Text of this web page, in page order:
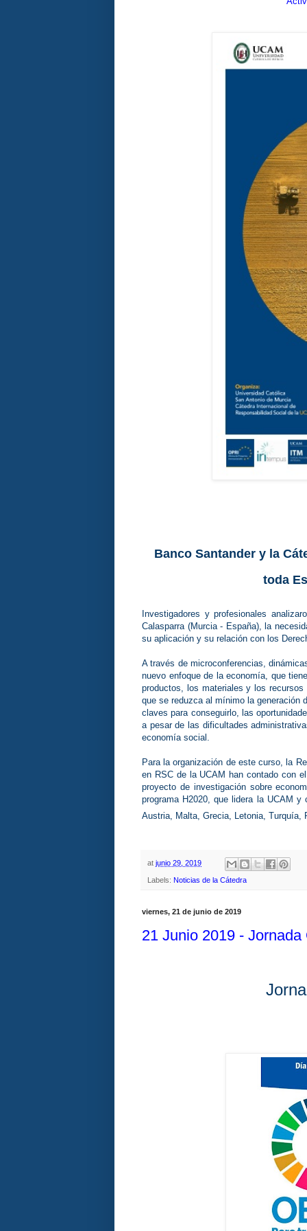
Banco Santander y la
toda
Investigadores y profesionales
Calasparra (Murcia - España), la
su aplicación y su relación con los
A través de microconferencias,
nuevo enfoque de la economía, que
productos, los materiales y los
que se reduzca al mínimo la generación
claves para conseguirlo, las
a pesar de las dificultades
economía social.
Para la organización de este curso, la
en RSC de la UCAM han contado con
proyecto de investigación sobre
programa H2020, que lidera la UCAM
Austria, Malta, Grecia, Letonia, Turquía,
at junio 29, 2019
Labels: Noticias de la Cátedra
viernes, 21 de junio de 2019
21 Junio 2019 -